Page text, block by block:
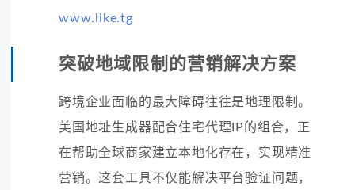
www.like.tg
突破地域限制的营销解决方案
跨境企业面临的最大障碍往往是地理限制。
美国地址生成器配合住宅代理IP的组合，正
在帮助全球商家建立本地化存在，实现精准
营销。这套工具不仅能解决平台验证问题，